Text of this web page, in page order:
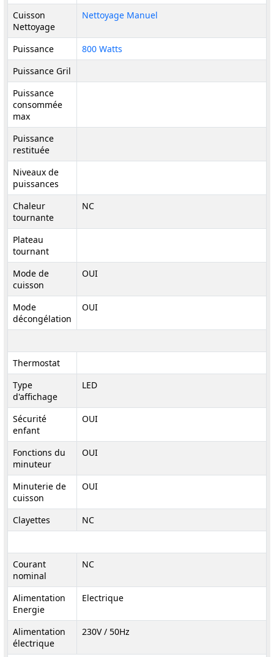
Cuisson
Nettoyage
Nettoyage Manuel
Puissance
800 Watts
Puissance Gril
Puissance
consommée
max
Puissance
restituée
Niveaux de
puissances
Chaleur
tournante
NC
Plateau
tournant
Mode de
cuisson
OUI
Mode
décongélation
OUI
Thermostat
Type
d'affichage
LED
Sécurité
enfant
OUI
Fonctions du
minuteur
OUI
Minuterie de
cuisson
OUI
Clayettes NC
Courant
nominal
NC
Alimentation
Energie
Electrique
Alimentation
électrique
230V / 50Hz